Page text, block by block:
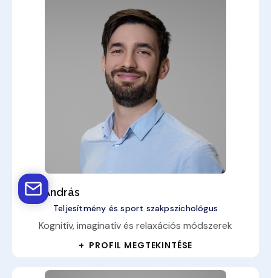
Kiss András
Teljesítmény és sport szakpszichológus
Kognitív, imaginatív és relaxációs módszerek
+ PROFIL MEGTEKINTÉSE